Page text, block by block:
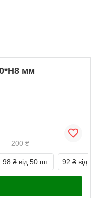
мм
— 200 ₴
98 ₴ від 50 шт. 92 ₴